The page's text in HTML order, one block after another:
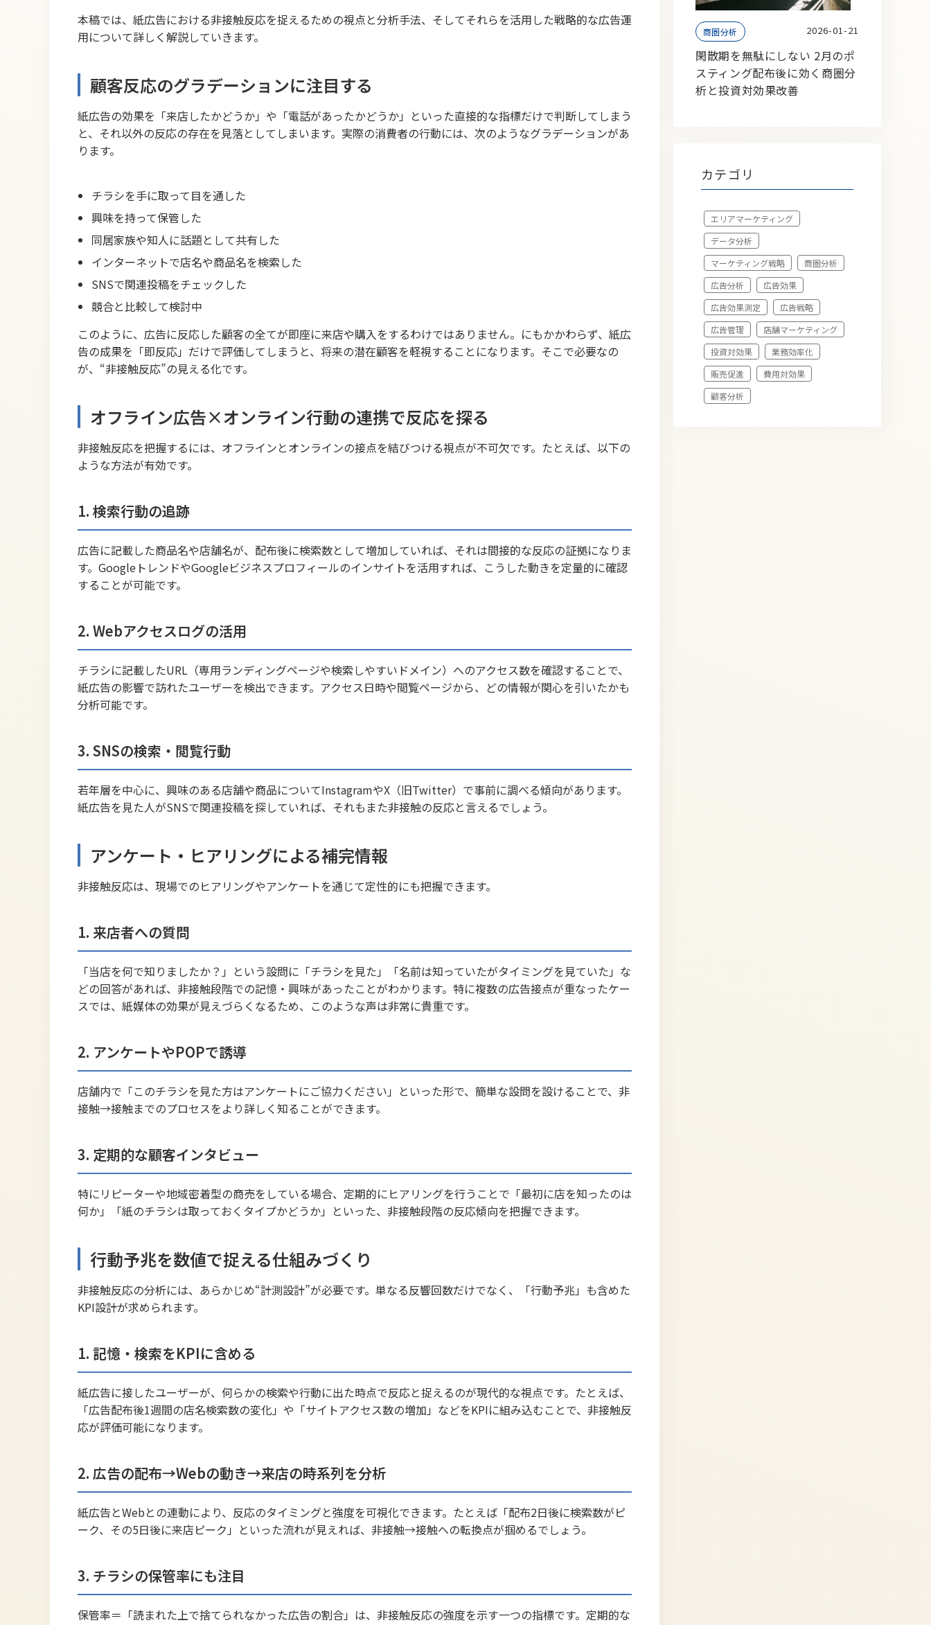
本稿では、紙広告における非接触反応を捉えるための視点と分析手法、そしてそれらを活用した戦略的な広告運
用について詳しく解説していきます。
顧客反応のグラデーションに注目する
紙広告の効果を「来店したかどうか」や「電話があったかどうか」といった直接的な指標だけで判断してしまう
と、それ以外の反応の存在を見落としてしまいます。実際の消費者の行動には、次のようなグラデーションがあ
ります。
チラシを手に取って目を通した
興味を持って保管した
同居家族や知人に話題として共有した
インターネットで店名や商品名を検索した
SNSで関連投稿をチェックした
競合と比較して検討中
このように、広告に反応した顧客の全てが即座に来店や購入をするわけではありません。にもかかわらず、紙広
告の成果を「即反応」だけで評価してしまうと、将来の潜在顧客を軽視することになります。そこで必要なの
が、“非接触反応”の見える化です。
オフライン広告×オンライン行動の連携で反応を探る
非接触反応を把握するには、オフラインとオンラインの接点を結びつける視点が不可欠です。たとえば、以下の
ような方法が有効です。
1. 検索行動の追跡
広告に記載した商品名や店舗名が、配布後に検索数として増加していれば、それは間接的な反応の証拠になりま
す。GoogleトレンドやGoogleビジネスプロフィールのインサイトを活用すれば、こうした動きを定量的に確認
することが可能です。
2. Webアクセスログの活用
チラシに記載したURL（専用ランディングページや検索しやすいドメイン）へのアクセス数を確認することで、
紙広告の影響で訪れたユーザーを検出できます。アクセス日時や閲覧ページから、どの情報が関心を引いたかも
分析可能です。
3. SNSの検索・閲覧行動
若年層を中心に、興味のある店舗や商品についてInstagramやX（旧Twitter）で事前に調べる傾向があります。
紙広告を見た人がSNSで関連投稿を探していれば、それもまた非接触の反応と言えるでしょう。
アンケート・ヒアリングによる補完情報
非接触反応は、現場でのヒアリングやアンケートを通じて定性的にも把握できます。
1. 来店者への質問
「当店を何で知りましたか？」という設問に「チラシを見た」「名前は知っていたがタイミングを見ていた」な
どの回答があれば、非接触段階での記憶・興味があったことがわかります。特に複数の広告接点が重なったケー
スでは、紙媒体の効果が見えづらくなるため、このような声は非常に貴重です。
2. アンケートやPOPで誘導
店舗内で「このチラシを見た方はアンケートにご協力ください」といった形で、簡単な設問を設けることで、非
接触→接触までのプロセスをより詳しく知ることができます。
3. 定期的な顧客インタビュー
特にリピーターや地域密着型の商売をしている場合、定期的にヒアリングを行うことで「最初に店を知ったのは
何か」「紙のチラシは取っておくタイプかどうか」といった、非接触段階の反応傾向を把握できます。
行動予兆を数値で捉える仕組みづくり
非接触反応の分析には、あらかじめ“計測設計”が必要です。単なる反響回数だけでなく、「行動予兆」も含めた
KPI設計が求められます。
1. 記憶・検索をKPIに含める
紙広告に接したユーザーが、何らかの検索や行動に出た時点で反応と捉えるのが現代的な視点です。たとえば、
「広告配布後1週間の店名検索数の変化」や「サイトアクセス数の増加」などをKPIに組み込むことで、非接触反
応が評価可能になります。
2. 広告の配布→Webの動き→来店の時系列を分析
紙広告とWebとの連動により、反応のタイミングと強度を可視化できます。たとえば「配布2日後に検索数がピ
ーク、その5日後に来店ピーク」といった流れが見えれば、非接触→接触への転換点が掴めるでしょう。
3. チラシの保管率にも注目
保管率＝「読まれた上で捨てられなかった広告の割合」は、非接触反応の強度を示す一つの指標です。定期的な
商圏分析 2026-01-21
閑散期を無駄にしない 2月のポ
スティング配布後に効く商圏分
析と投資対効果改善
カテゴリ
エリアマーケティング
データ分析
マーケティング戦略
商圏分析
広告分析
広告効果
広告効果測定
広告戦略
広告管理
店舗マーケティング
投資対効果
業務効率化
販売促進
費用対効果
顧客分析